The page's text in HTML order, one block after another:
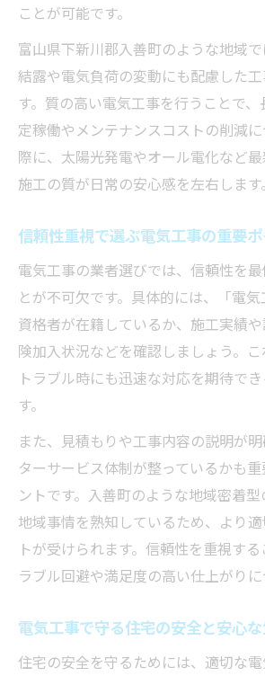
ことが可能です。
富山県下新川郡入善町のような地域
結露や電気負荷の変動にも配慮した
す。質の高い電気工事を行うことで
定稼働やメンテナンスコストの削減
際に、太陽光発電やオール電化など最
施工の質が日常の安心感を左右します。
信頼性重視で選ぶ電気工事の重要
電気工事の業者選びでは、信頼性を
とが不可欠です。具体的には、「電
資格者が在籍しているか、施工実績
険加入状況などを確認しましょう。
トラブル時にも迅速な対応を期待で
す。
また、見積もりや工事内容の説明が
ターサービス体制が整っているかも
ントです。入善町のような地域密着型
地域事情を熟知しているため、より
トが受けられます。信頼性を重視す
ラブル回避や満足度の高い仕上がりに
電気工事で守る住宅の安全と安心
住宅の安全を守るためには、適切な